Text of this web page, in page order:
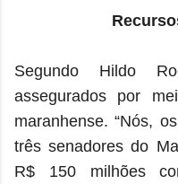
Segundo Hildo
assegurados por
maranhense. “Nós,
três senadores do
R$ 150 milhões